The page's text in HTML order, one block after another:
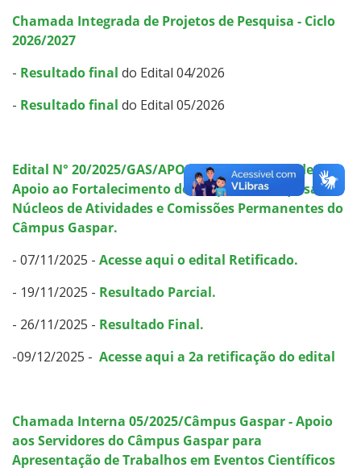
Chamada Integrada de Projetos de Pesquisa - Ciclo
2026/2027
- Resultado final do Edital 04/2026
- Resultado final do Edital 05/2026
Edital N° 20/2025/GAS/APOIO GP - Programa de
Apoio ao Fortalecimento de Grupos de Pesquisa,
Núcleos de Atividades e Comissões Permanentes do
Câmpus Gaspar.
- 07/11/2025 - Acesse aqui o edital Retificado.
- 19/11/2025 - Resultado Parcial.
- 26/11/2025 - Resultado Final.
-09/12/2025 - Acesse aqui a 2a retificação do edital
Chamada Interna 05/2025/Câmpus Gaspar - Apoio
aos Servidores do Câmpus Gaspar para
Apresentação de Trabalhos em Eventos Científicos